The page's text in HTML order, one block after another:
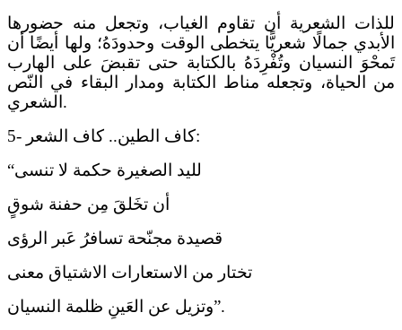
للذات الشعرية أن تقاوم الغياب، وتجعل منه حضورها
الأبدي جمالًا شعريًّا يتخطى الوقت وحدودَهُ؛ ولها أيضًا أن
تَمحْوَ النسيان وتُفْرِدَهُ بالكتابة حتى تقبضَ على الهارب
من الحياة، وتجعله مناط الكتابة ومدار البقاء في النّص
الشعري.
5- كاف الطين.. كاف الشعر:
أن تخَلقَ مِن حفنة شوقٍ
قصيدة مجنّحة تسافرُ عَبر الرؤى
تختار من الاستعارات الاشتياق معنى
وتزيل عن العَينِ ظلمة النسيان”.